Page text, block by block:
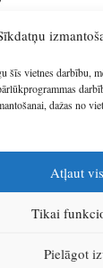
šīs vietnes darbību,
dažas no
Atļaut
Tikai
Pielāgot
Latgales